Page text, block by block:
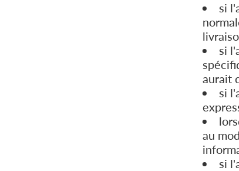
si
si
aurait
si
au
si